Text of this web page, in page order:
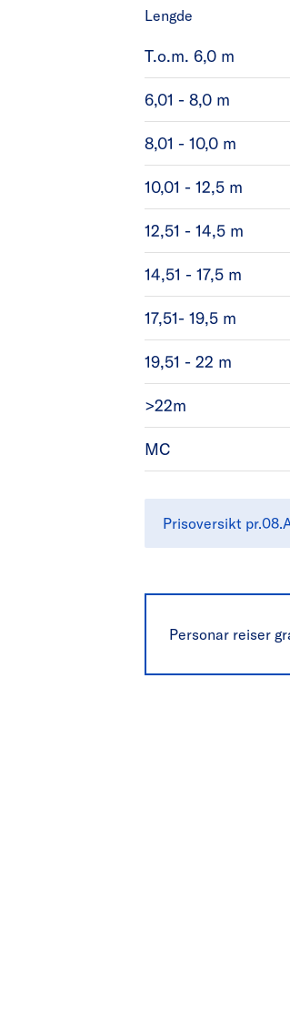
Lengde
T.o.m. 6,0 m
6,01 - 8,0 m
8,01 - 10,0 m
10,01 - 12,5 m
12,51 - 14,5 m
14,51 - 17,5 m
17,51- 19,5 m
19,51 - 22 m
>22m
MC
Prisoversikt
Personar reiser